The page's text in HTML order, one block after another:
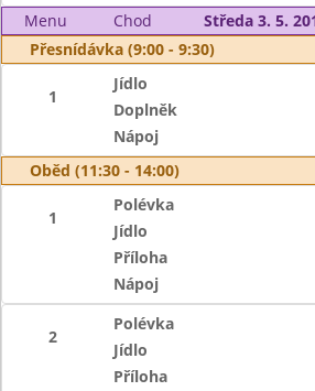
Menu
Chod
Středa 3. 5.
Přesnídávka (9:00 - 9:30)
1
Jídlo
Doplněk
Nápoj
Oběd (11:30 - 14:00)
1
Polévka
Jídlo
Příloha
Nápoj
2
Polévka
Jídlo
Příloha